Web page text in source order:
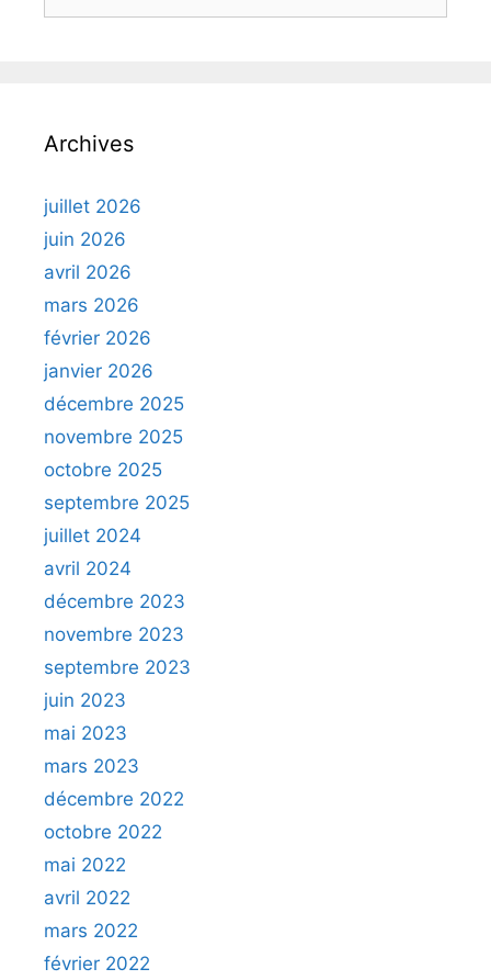
Archives
juillet 2026
juin 2026
avril 2026
mars 2026
février 2026
janvier 2026
décembre 2025
novembre 2025
octobre 2025
septembre 2025
juillet 2024
avril 2024
décembre 2023
novembre 2023
septembre 2023
juin 2023
mai 2023
mars 2023
décembre 2022
octobre 2022
mai 2022
avril 2022
mars 2022
février 2022